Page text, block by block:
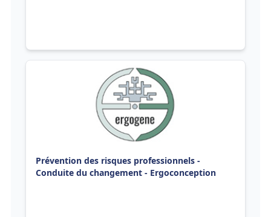
Prévention des risques professionnels -
Conduite du changement - Ergoconception